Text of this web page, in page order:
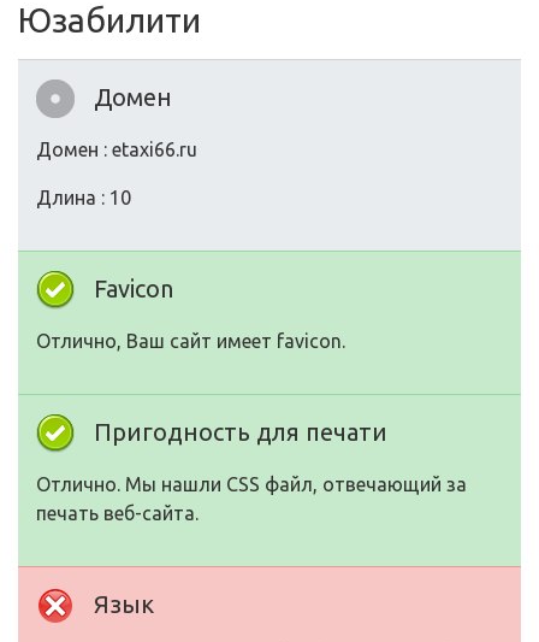
Юзабилити
Домен
Домен : etaxi66.ru
Длина : 10
Favicon
Отлично, Ваш сайт имеет favicon.
Пригодность для печати
Отлично. Мы нашли CSS файл, отвечающий за
печать веб-сайта.
Язык